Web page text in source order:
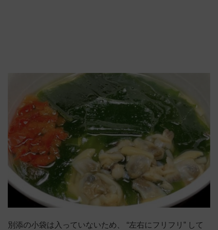
別添の小袋は入っていないため、 “左右にフリフリ” して